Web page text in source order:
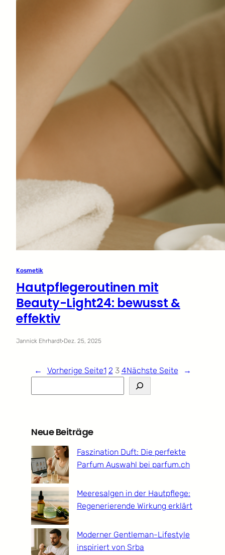
Kosmetik
Hautpflegeroutinen mit
Beauty-Light24: bewusst &
effektiv
Jannick Ehrhardt·Dez. 25, 2025
← Vorherige Seite1 2 3 4Nächste Seite
→
e
c
h
Neue Beiträge
Faszination Duft: Die perfekte
Parfum Auswahl bei parfum.ch
Meeresalgen in der Hautpflege:
Regenerierende Wirkung erklärt
Moderner Gentleman-Lifestyle
inspiriert von Srba